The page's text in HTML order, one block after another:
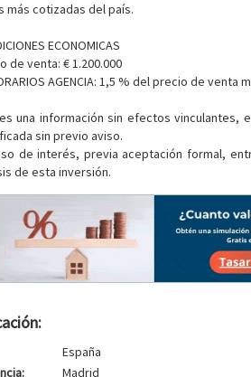
más cotizadas del país.
ECONOMICAS
de venta: € 1.200.000
AGENCIA: 1,5 % del precio de venta
una información sin efectos
sin previo aviso.
de interés, previa aceptación formal,
de esta inversión.
España
Madrid